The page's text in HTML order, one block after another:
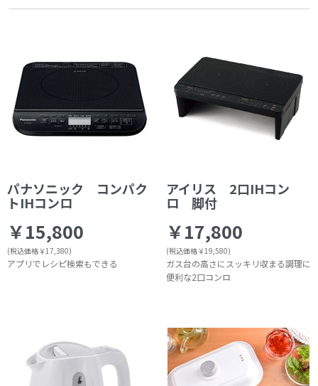
パナソニック コンパク
トIHコンロ
￥15,800
(税込価格￥17,380)
アプリでレシピ検索もできる
アイリス 2口IHコン
ロ 脚付
￥17,800
(税込価格￥19,580)
ガス台の高さにスッキリ収まる調理に
便利な2口コンロ